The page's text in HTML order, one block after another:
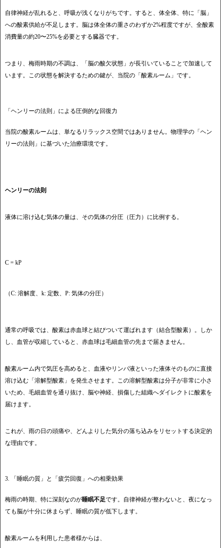
自律神経が乱れると、呼吸が浅くなりがちです。すると、体全体、特に「脳」
への酸素供給が不足します。脳は体全体の重さのわずか2%程度ですが、全酸素
消費量の約20〜25%を必要とする臓器です。
つまり、梅雨時期の不調は、「脳の酸欠状態」が長引いていることで加速して
います。この状態を解決するための鍵が、当院の「酸素ルーム」です。
「ヘンリーの法則」による圧倒的な回復力
当院の酸素ルームは、単なるリラックス空間ではありません。物理学の「ヘン
リーの法則」に基づいた治療環境です。
ヘンリーの法則
液体に溶け込む気体の量は、その気体の分圧（圧力）に比例する。
C = kP
（C: 溶解度、k: 定数、P: 気体の分圧）
通常の呼吸では、酸素は赤血球と結びついて運ばれます（結合型酸素）。しか
し、血管が収縮していると、赤血球は毛細血管の先まで届きません。
酸素ルーム内で気圧を高めると、血液やリンパ液といった液体そのものに直接
溶け込む「溶解型酸素」を発生させます。この溶解型酸素は分子が非常に小さ
いため、毛細血管を通り抜け、脳や神経、損傷した組織へダイレクトに酸素を
届けます。
これが、雨の日の頭痛や、どんよりした気分の落ち込みをリセットする決定的
な理由です。
3. 「睡眠の質」と「疲労回復」への相乗効果
梅雨の時期、特に深刻なのが睡眠不足です。自律神経が整わないと、夜になっ
ても脳が十分に休まらず、睡眠の質が低下します。
酸素ルームを利用した患者様からは、